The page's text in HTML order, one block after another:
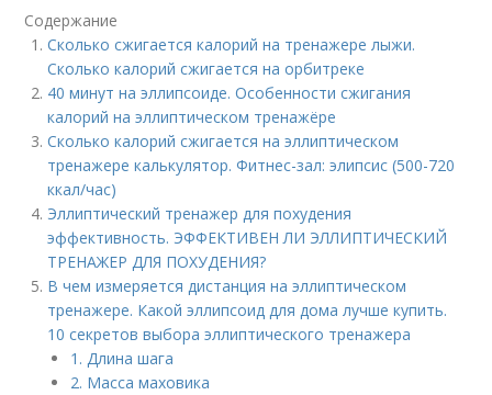
Содержание
Сколько сжигается калорий на тренажере лыжи.
Сколько калорий сжигается на орбитреке
40 минут на эллипсоиде. Особенности сжигания
калорий на эллиптическом тренажёре
Сколько калорий сжигается на эллиптическом
тренажере калькулятор. Фитнес-зал: элипсис (500-720
ккал/час)
Эллиптический тренажер для похудения
эффективность. ЭФФЕКТИВЕН ЛИ ЭЛЛИПТИЧЕСКИЙ
ТРЕНАЖЕР ДЛЯ ПОХУДЕНИЯ?
В чем измеряется дистанция на эллиптическом
тренажере. Какой эллипсоид для дома лучше купить.
10 секретов выбора эллиптического тренажера
1. Длина шага
2. Масса маховика